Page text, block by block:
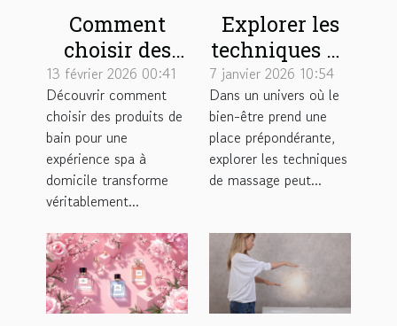
Comment
choisir des
produits de
bain pour une
expérience
spa à domicile
?
13 février 2026 00:41
Découvrir comment
choisir des produits de
bain pour une
expérience spa à
domicile transforme
véritablement...
Explorer les
techniques de
massage pour
maximiser les
effets des
huiles
végétales
7 janvier 2026 10:54
Dans un univers où le
bien-être prend une
place prépondérante,
explorer les techniques
de massage peut...